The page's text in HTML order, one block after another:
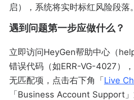
启），系统将实时标红风险段落。
遇到问题第一步应做什么？
立即访问HeyGen帮助中心（
错误代码（如ERR-VG-4027）
无匹配项，点击右下角「Live
「Business Account Support